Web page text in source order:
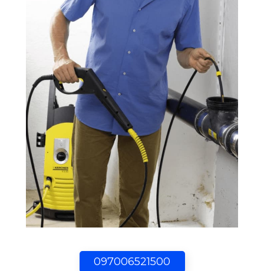
097006521500